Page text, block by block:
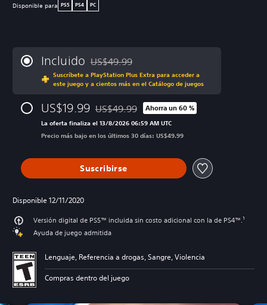
Disponible para PS5 PS4 PC
Incluido Rebajado del precio original de US$49.99
US$49.99
Suscríbete a PlayStation Plus Extra para acceder a
este juego y a cientos más en el Catálogo de juegos
US$19.99 Rebajado del precio original de US$49.99
US$49.99 Ahorra un 60 %
La oferta finaliza el 13/8/2026 06:59 AM UTC
Precio más bajo en los últimos 30 días: US$49.99
Suscribirse
Disponible 12/11/2020
Versión digital de PS5™ incluida sin costo adicional con la de PS4™.¹
Ayuda de juego admitida
Lenguaje, Referencia a drogas, Sangre, Violencia
Compras dentro del juego